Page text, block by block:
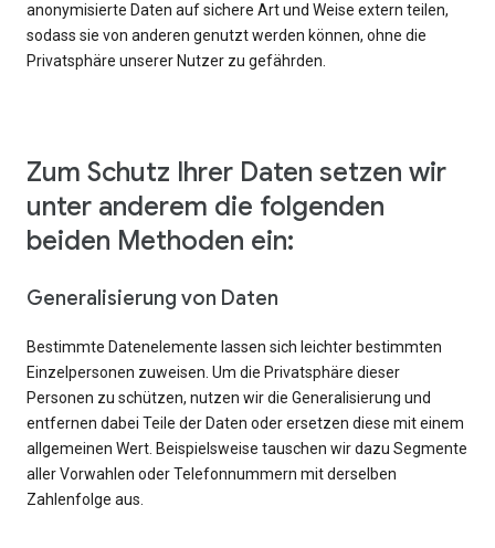
anonymisierte Daten auf sichere Art und Weise extern teilen,
sodass sie von anderen genutzt werden können, ohne die
Privatsphäre unserer Nutzer zu gefährden.
Zum Schutz Ihrer Daten setzen wir
unter anderem die folgenden
beiden Methoden ein:
Generalisierung von Daten
Bestimmte Datenelemente lassen sich leichter bestimmten
Einzelpersonen zuweisen. Um die Privatsphäre dieser
Personen zu schützen, nutzen wir die Generalisierung und
entfernen dabei Teile der Daten oder ersetzen diese mit einem
allgemeinen Wert. Beispielsweise tauschen wir dazu Segmente
aller Vorwahlen oder Telefonnummern mit derselben
Zahlenfolge aus.